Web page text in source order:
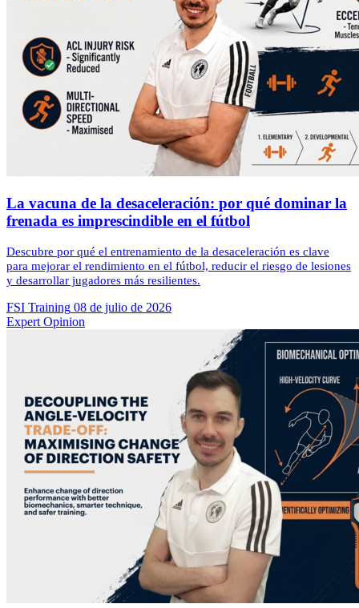
La vacuna de la desaceleración: por qué dominar la
frenada es imprescindible en el fútbol
Descubre por qué el entrenamiento de la desaceleración es clave
para mejorar el rendimiento en el fútbol, reducir el riesgo de lesiones
y desarrollar jugadores más resilientes.
FSI Training 08 de julio de 2026
Expert Opinion